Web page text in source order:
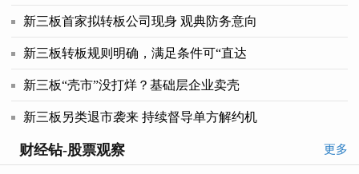
新三板首家拟转板公司现身 观典防务意向
新三板转板规则明确，满足条件可“直达
新三板“壳市”没打烊？基础层企业卖壳
新三板另类退市袭来 持续督导单方解约机
财经钻-股票观察 更多